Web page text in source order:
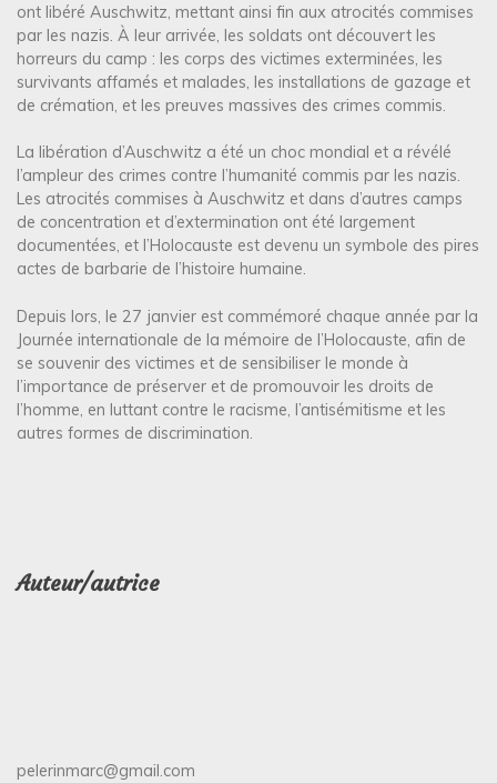
ont libéré Auschwitz, mettant ainsi fin aux atrocités commises
par les nazis. À leur arrivée, les soldats ont découvert les
horreurs du camp : les corps des victimes exterminées, les
survivants affamés et malades, les installations de gazage et
de crémation, et les preuves massives des crimes commis.
La libération d’Auschwitz a été un choc mondial et a révélé
l’ampleur des crimes contre l’humanité commis par les nazis.
Les atrocités commises à Auschwitz et dans d’autres camps
de concentration et d’extermination ont été largement
documentées, et l’Holocauste est devenu un symbole des pires
actes de barbarie de l’histoire humaine.
Depuis lors, le 27 janvier est commémoré chaque année par la
Journée internationale de la mémoire de l’Holocauste, afin de
se souvenir des victimes et de sensibiliser le monde à
l’importance de préserver et de promouvoir les droits de
l’homme, en luttant contre le racisme, l’antisémitisme et les
autres formes de discrimination.
Auteur/autrice
pelerinmarc@gmail.com